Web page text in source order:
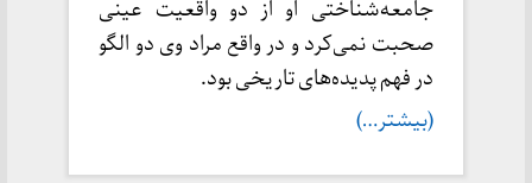
جامعه‌شناختی او از دو واقعیت عینی
صحبت نمی‌کرد و در واقع مراد وی دو الگو
در فهم پدیده‌های تاریخی بود.
(بیشتر…)